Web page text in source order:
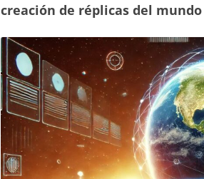
creación de réplicas del